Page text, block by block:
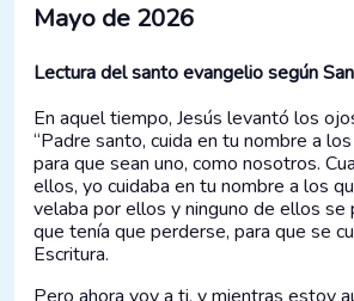
Mayo de 2026
Lectura del santo evangelio según
En aquel tiempo, Jesús levantó los
“Padre santo, cuida en tu nombre a
para que sean uno, como nosotros.
ellos, yo cuidaba en tu nombre a los
velaba por ellos y ninguno de ellos
que tenía que perderse, para que se
Escritura.